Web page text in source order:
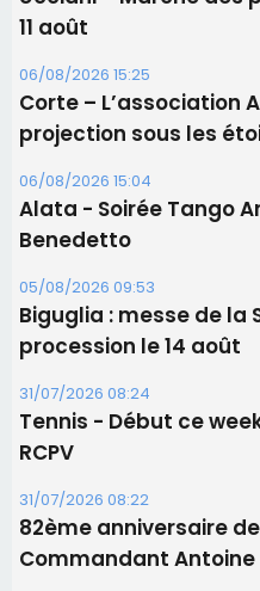
Benedetto
05/08/2026 09:53
Biguglia : messe de la
procession le 14 août
31/07/2026 08:24
Tennis - Début ce
RCPV
31/07/2026 08:22
82ème anniversaire
Commandant Antoine
Les plus lus
Satine Nomary est la
Éclipse du 12 août : la
d'un spectacle qui ne